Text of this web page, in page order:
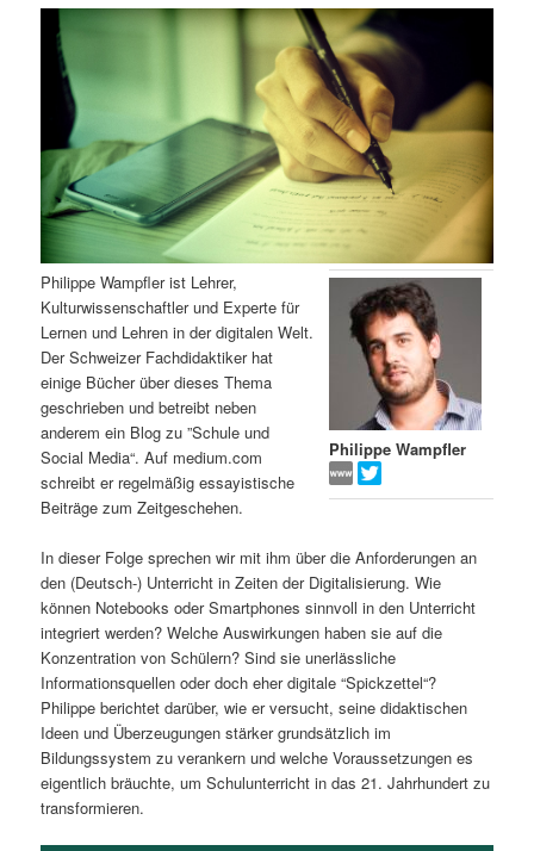
ä
e
n
n
h
a
l
t
s
p
r
i
n
g
n
ä
r
n
I
n
h
a
l
t
s
p
r
i
n
t
i
o
Philippe Wampfler
Philippe Wampfler ist Lehrer,
Kulturwissenschaftler und Experte für
Lernen und Lehren in der digitalen Welt.
Der Schweizer Fachdidaktiker hat
einige Bücher über dieses Thema
geschrieben und betreibt neben
anderem ein Blog zu ”Schule und
Social Media“. Auf medium.com
schreibt er regelmäßig essayistische
Beiträge zum Zeitgeschehen.
In dieser Folge sprechen wir mit ihm über die Anforderungen an
den (Deutsch-) Unterricht in Zeiten der Digitalisierung. Wie
können Notebooks oder Smartphones sinnvoll in den Unterricht
integriert werden? Welche Auswirkungen haben sie auf die
Konzentration von Schülern? Sind sie unerlässliche
Informationsquellen oder doch eher digitale “Spickzettel“?
Philippe berichtet darüber, wie er versucht, seine didaktischen
Ideen und Überzeugungen stärker grundsätzlich im
Bildungssystem zu verankern und welche Voraussetzungen es
eigentlich bräuchte, um Schulunterricht in das 21. Jahrhundert zu
transformieren.